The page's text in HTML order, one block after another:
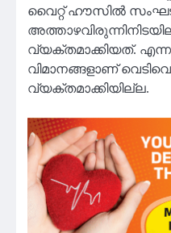
വൈറ്റ് ഹൗസിൽ
വ്യക്തമാക്കിയത്.
വിമാനങ്ങളാണ്
വ്യക്തമാക്കിയില്ല.